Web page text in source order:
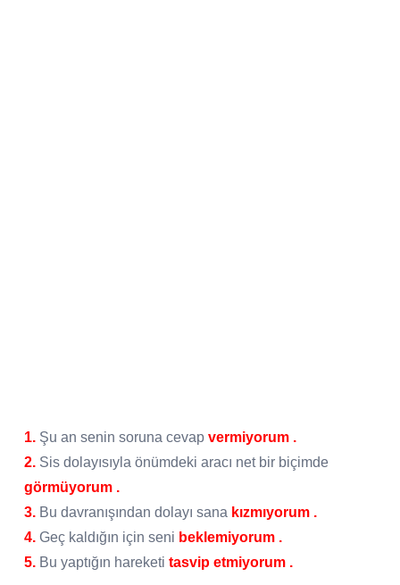
1. Şu an senin soruna cevap vermiyorum .
2. Sis dolayısıyla önümdeki aracı net bir biçimde
görmüyorum .
3. Bu davranışından dolayı sana kızmıyorum .
4. Geç kaldığın için seni beklemiyorum .
5. Bu yaptığın hareketi tasvip etmiyorum .